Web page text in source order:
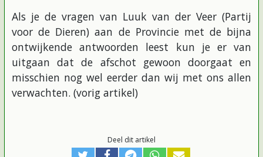
Als je de vragen van Luuk van der Veer (Partij
voor de Dieren) aan de Provincie met de bijna
ontwijkende antwoorden leest kun je er van
uitgaan dat de afschot gewoon doorgaat en
misschien nog wel eerder dan wij met ons allen
verwachten. (vorig artikel)
Deel dit artikel